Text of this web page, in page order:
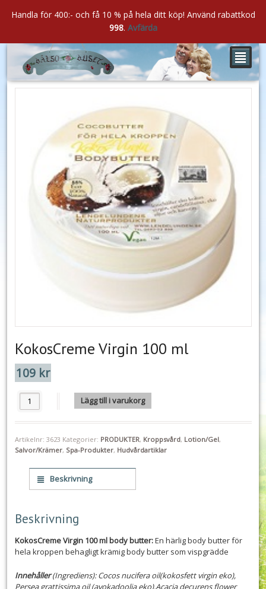
²
KokosCreme Virgin 100 ml
109 kr
KokosCreme Virgin 100 ml mängd
Lägg till i varukorg
Artikelnr: 3623 Kategorier: PRODUKTER, Kroppsvård, Lotion/Gel,
Salvor/Krämer, Spa-Produkter, Hudvårdartiklar
Beskrivning
Beskrivning
KokosCreme Virgin 100 ml body butter:En härlig body butter för
hela kroppen behagligt krämig body butter som vispgrädde
Innehåller(Ingrediens): Cocos nucifera oil(kokosfett virgin eko),
Persea grattissima oil (avokadoolja eko),Acacia decurens flower
Handla för 400:- och få 10 % på hela ditt köp! Använd rabattkod
998. Avfärda